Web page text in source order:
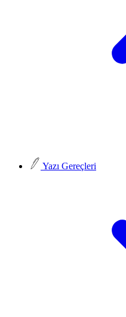
Yazı Gereçleri